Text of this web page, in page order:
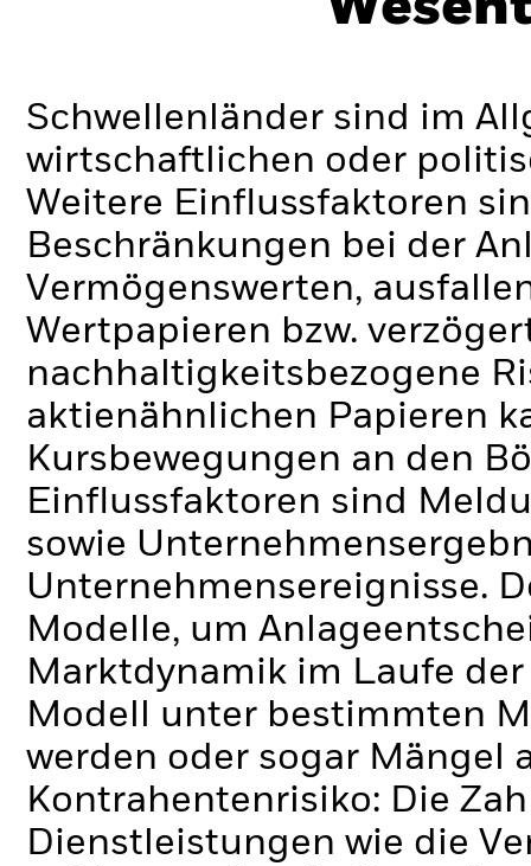
Schwellenländer sind im
wirtschaftlichen oder
Weitere Einflussfaktoren
Beschränkungen bei der
Vermögenswerten,
Wertpapieren bzw.
nachhaltigkeitsbezogene
aktienähnlichen Papieren
Kursbewegungen an den
Einflussfaktoren sind
sowie
Unternehmensereignisse.
Modelle, um
Marktdynamik im Laufe
Modell unter bestimmten
werden oder sogar Mängel
Kontrahentenrisiko: Die
Dienstleistungen wie die